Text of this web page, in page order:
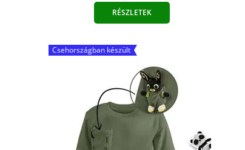
RÉSZLETEK
Csehországban készült